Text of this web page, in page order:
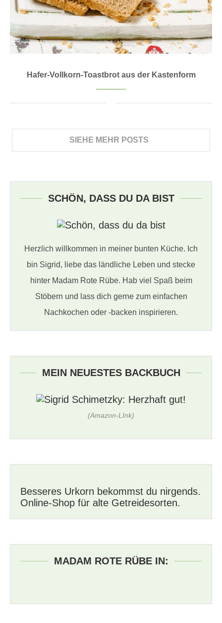
Hafer-Vollkorn-Toastbrot aus der Kastenform
SIEHE MEHR POSTS
SCHÖN, DASS DU DA BIST
Herzlich willkommen in meiner bunten Küche. Ich
bin Sigrid, liebe das ländliche Leben und stecke
hinter Madam Rote Rübe. Hab viel Spaß beim
Stöbern und lass dich gerne zum einfachen
Nachkochen oder -backen inspirieren.
MEIN NEUESTES BACKBUCH
(Amazon-LInk)
Besseres Urkorn bekommst du nirgends.
Online-Shop für alte Getreidesorten.
MADAM ROTE RÜBE IN: